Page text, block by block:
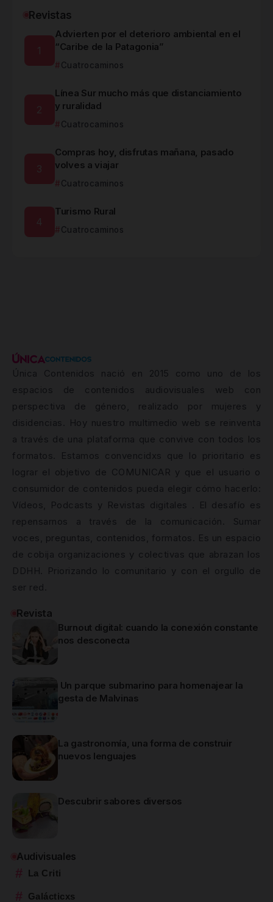
Revistas
Advierten por el deterioro ambiental en el
“Caribe de la Patagonia”
Cuatrocaminos
Línea Sur mucho más que distanciamiento
y ruralidad
Cuatrocaminos
Compras hoy, disfrutas mañana, pasado
volves a viajar
Cuatrocaminos
Turismo Rural
Cuatrocaminos
Única Contenidos nació en 2015 como uno de los
espacios de contenidos audiovisuales web con
perspectiva de género, realizado por mujeres y
disidencias. Hoy nuestro multimedio web se reinventa
a través de una plataforma que convive con todos los
formatos. Estamos convencidxs que lo prioritario es
lograr el objetivo de COMUNICAR y que el usuario o
consumidor de contenidos pueda elegir cómo hacerlo:
Vídeos, Podcasts y Revistas digitales . El desafío es
repensarnos a través de la comunicación. Sumar
voces, preguntas, contenidos, formatos. Es un espacio
de cobija organizaciones y colectivas que abrazan los
DDHH. Priorizando lo comunitario y con el orgullo de
ser red.
Revista
Burnout digital: cuando la conexión constante
nos desconecta
Un parque submarino para homenajear la
gesta de Malvinas
La gastronomía, una forma de construir
nuevos lenguajes
Descubrir sabores diversos
Audivisuales
# La Criti
# Galácticxs